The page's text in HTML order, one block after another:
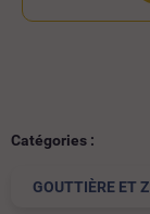
Catégories :
GOUTTIÈRE ET